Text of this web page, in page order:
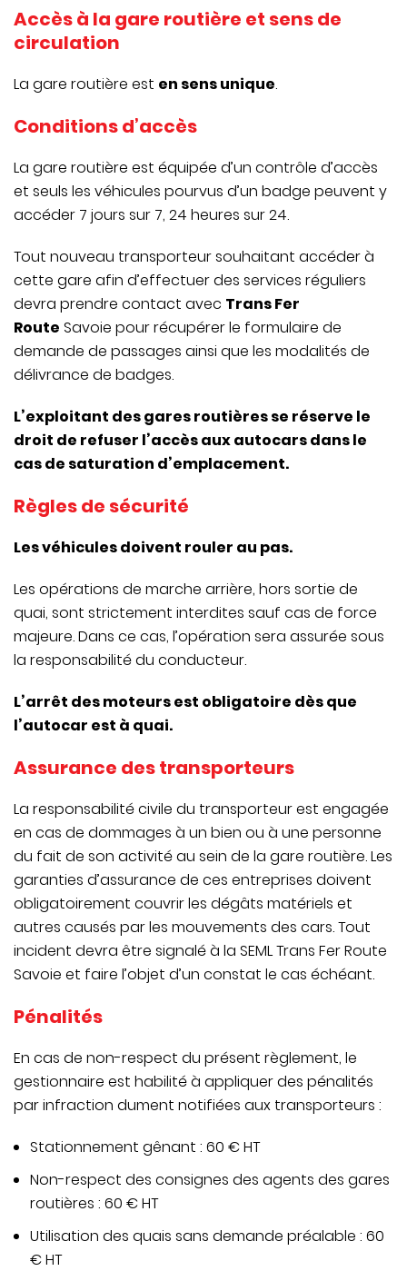
Accès à la gare routière et sens de
circulation
La gare routière est en sens unique.
Conditions d’accès
La gare routière est équipée d’un contrôle d’accès
et seuls les véhicules pourvus d’un badge peuvent y
accéder 7 jours sur 7, 24 heures sur 24.
Tout nouveau transporteur souhaitant accéder à
cette gare afin d’effectuer des services réguliers
devra prendre contact avec Trans Fer
Route Savoie pour récupérer le formulaire de
demande de passages ainsi que les modalités de
délivrance de badges.
L’exploitant des gares routières se réserve le
droit de refuser l’accès aux autocars dans le
cas de saturation d’emplacement.
Règles de sécurité
Les véhicules doivent rouler au pas.
Les opérations de marche arrière, hors sortie de
quai, sont strictement interdites sauf cas de force
majeure. Dans ce cas, l’opération sera assurée sous
la responsabilité du conducteur.
L’arrêt des moteurs est obligatoire dès que
l’autocar est à quai.
Assurance des transporteurs
La responsabilité civile du transporteur est engagée
en cas de dommages à un bien ou à une personne
du fait de son activité au sein de la gare routière. Les
garanties d’assurance de ces entreprises doivent
obligatoirement couvrir les dégâts matériels et
autres causés par les mouvements des cars. Tout
incident devra être signalé à la SEML Trans Fer Route
Savoie et faire l’objet d’un constat le cas échéant.
Pénalités
En cas de non-respect du présent règlement, le
gestionnaire est habilité à appliquer des pénalités
par infraction dument notifiées aux transporteurs :
Stationnement gênant : 60 € HT
Non-respect des consignes des agents des gares
routières : 60 € HT
Utilisation des quais sans demande préalable : 60
€ HT